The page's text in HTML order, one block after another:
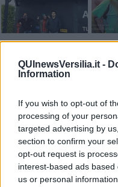
QUInewsVersilia.it -
Information
If you wish to opt-out of
processing of your
targeted advertising by
section to confirm your
opt-out request is
interest-based ads
us or personal